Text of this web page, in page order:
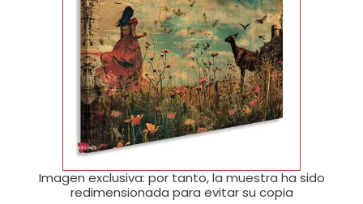
Imagen exclusiva: por tanto, la muestra ha sido
redimensionada para evitar su copia